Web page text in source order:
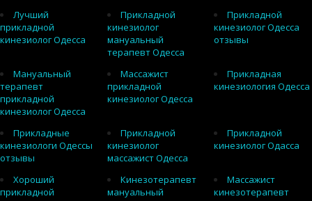
Лучший
прикладной
кинезиолог Одесса
Прикладной
кинезиолог
мануальный
терапевт Одесса
Прикладной
кинезиолог Одесса
отзывы
Мануальный
терапевт
прикладной
кинезиолог Одесса
Массажист
прикладной
кинезиолог Одесса
Прикладная
кинезиология Одесса
Прикладные
кинезиологи Одессы
отзывы
Прикладной
кинезиолог
массажист Одесса
Прикладной
кинезиолог Одасса
Хороший
прикладной
Кинезотерапевт
мануальный
Массажист
кинезотерапевт